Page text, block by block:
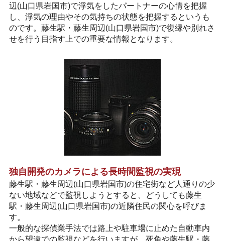
辺(山口県岩国市)で浮気をしたパートナーの心情を把握
し、浮気の理由やその気持ちの状態を把握するというも
のです。藤生駅・藤生周辺(山口県岩国市)で復縁や別れさ
せを行う目指す上での重要な情報となります。
独自開発のカメラによる長時間監視の実現
藤生駅・藤生周辺(山口県岩国市)の住宅街など人通りの少
ない地域などで監視しようとすると、どうしても藤生
駅・藤生周辺(山口県岩国市)の近隣住民の関心を呼びま
す。
一般的な探偵業手法では路上や駐車場に止めた自動車内
から望遠での監視などを行いますが、死角や藤生駅・藤